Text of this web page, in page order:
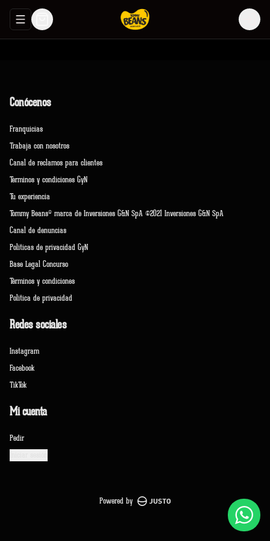
Abrir menu de navegación Login
Conócenos
Franquicias
Trabaja con nosotros
Canal de reclamos para clientes
Terminos y condiciones GyN
Tu experiencia
Tommy Beans® marca de Inversiones G&N SpA ©2021 Inversiones G&N SpA
Canal de denuncias
Políticas de privacidad GyN
Base Legal Concurso
Términos y condiciones
Política de privacidad
Redes sociales
Instagram
Facebook
TikTok
Mi cuenta
Pedir
Powered by